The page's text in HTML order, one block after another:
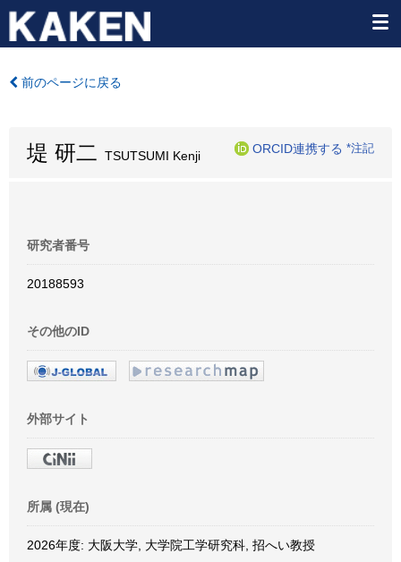
前のページに戻る
堤 研二 TSUTSUMI Kenji
ORCID連携する *注記
研究者番号
20188593
その他のID
外部サイト
所属 (現在)
2026年度: 大阪大学, 大学院工学研究科, 招へい教授